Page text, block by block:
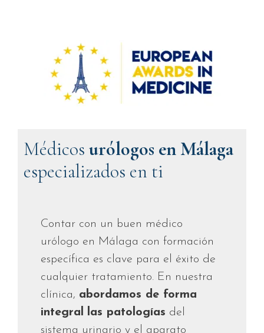
Médicos urólogos en Málaga
especializados en ti
Contar con un buen médico
urólogo en Málaga con formación
específica es clave para el éxito de
cualquier tratamiento. En nuestra
clínica, abordamos de forma
integral
las patologías del
sistema urinario y el aparato